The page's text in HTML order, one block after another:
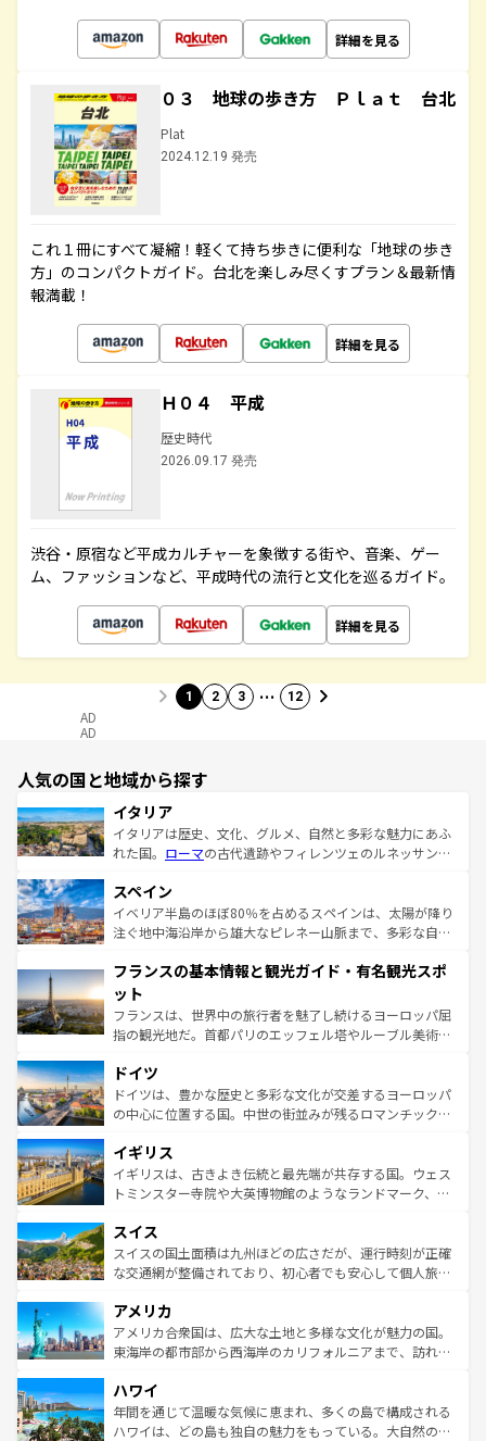
詳細を見る
０３ 地球の歩き方 Ｐｌａｔ 台北
Plat
2024.12.19 発売
これ１冊にすべて凝縮！軽くて持ち歩きに便利な「地球の歩き
方」のコンパクトガイド。台北を楽しみ尽くすプラン＆最新情
報満載！
詳細を見る
Ｈ０４ 平成
歴史時代
2026.09.17 発売
渋谷・原宿など平成カルチャーを象徴する街や、音楽、ゲー
ム、ファッションなど、平成時代の流行と文化を巡るガイド。
詳細を見る
1 2 3 … 12
AD
AD
人気の国と地域から探す
イタリア
イタリアは歴史、文化、グルメ、自然と多彩な魅力にあふ
れた国。 ローマの古代遺跡やフィレンツェのルネッサンス
ろん、トスカーナの美しい田園風景やアマルフィ海岸の絶
景など、自然景観も見逃せない。観光の合間には、本場の
ピザやパスタなど、絶品のイタリア料理を堪能することも
ませてくれるイタリアで、忘れられない旅をしてみよう！
なお、新着のイタリア情報は
しい。
スペイン
イベリア半島のほぼ80％を占めるスペインは、太陽が降り
注ぐ地中海沿岸から雄大なピレネー山脈まで、多彩な自然
文化が根付くこの国では、情熱的なフラメンコ、熱気あふ
れる闘牛、そして美味しいタパスが生活の一部となってい
る。首都マドリードの洗練された雰囲気や、バルセロナの
アートに溢れた街角から、地方では古代ローマ遺跡や中世
せる。地方によって風土や気候が異なるスペインはその個
性で訪れる人を魅了する。 なお、新着のスペイン情報は コ
ンテンツ一覧を参照してほしい。
フランスの基本情報と観光ガイド・有名観光スポ
ット
フランスは、世界中の旅行者を魅了し続けるヨーロッパ屈
指の観光地だ。首都パリのエッフェル塔やルーブル美術館
で、幅広い魅力が詰まっている。華麗な宮殿、歴史的な大
聖堂、美しいビーチ、そして豊かな自然が、訪れる者を心
から魅了する。また、フランスは美食の国としても知ら
いる。シャンパンの発祥地であるランス、プロヴァンスの
香り高いラベンダー畑など、多彩な楽しみ方が可能だ。さ
らに、パリ以外の地域にも魅力が溢れており、どの街角に
れる地方に足を運ぶとそれぞれで全く異なる文化を体験で
きるだろう。 なお、新着のフランス情報はコンテンツ一覧
を参照してほしい。
ドイツ
ドイツは、豊かな歴史と多彩な文化が交差するヨーロッパ
の中心に位置する国。中世の街並みが残るロマンチック街
顔を持つこの国は、どこを歩いても飽きることがない。ベ
ルリンの文化的活気、バイエルン州のアルプスの絶景、そ
してライン川沿いのワイン畑といった風景は必見。ビール
は、お酒好きな人にはぜひ体験してほしい。 なお、新着の
ドイツ情報はコンテンツ一覧を参照してほしい。
イギリス
イギリスは、古きよき伝統と最先端が共存する国。ウェス
トミンスター寺院や大英博物館のようなランドマーク、歴
リアごとに異なる魅力がある。また、優雅なアフタヌーン
ティー、ビール好きにはたまらない英国パブ、サッカー観
戦など、本場だからこそできる体験も豊富。イギリスを旅
ンツ一覧を参照してほしい。
スイス
スイスの国土面積は九州ほどの広さだが、運行時刻が正確
な交通網が整備されており、初心者でも安心して個人旅行
の建物がそのまま残る町や、スイスならではのユニークな
博物館もあり、アルプス観光だけでなく町歩きも満喫する
ことができる。国民の所得が高いため物価も高いが、旅行
ば市内交通費無料で観光を楽しむこともできる。 なお、新
着のスイス情報はコンテンツ一覧 を参照してほしい。
アメリカ
アメリカ合衆国は、広大な土地と多様な文化が魅力の国。
東海岸の都市部から西海岸のカリフォルニアまで、訪れる
のような巨大都市は、観光、ショッピング、エンターテイ
ンメントが詰まった刺激的なスポットだ。一方、アメリカ
西部には大自然が広がり、グランドキャニオンやイエロー
ハワイ
年間を通じて温暖な気候に恵まれ、多くの島で構成される
ハワイは、どの島も独自の魅力をもっている。大自然の神